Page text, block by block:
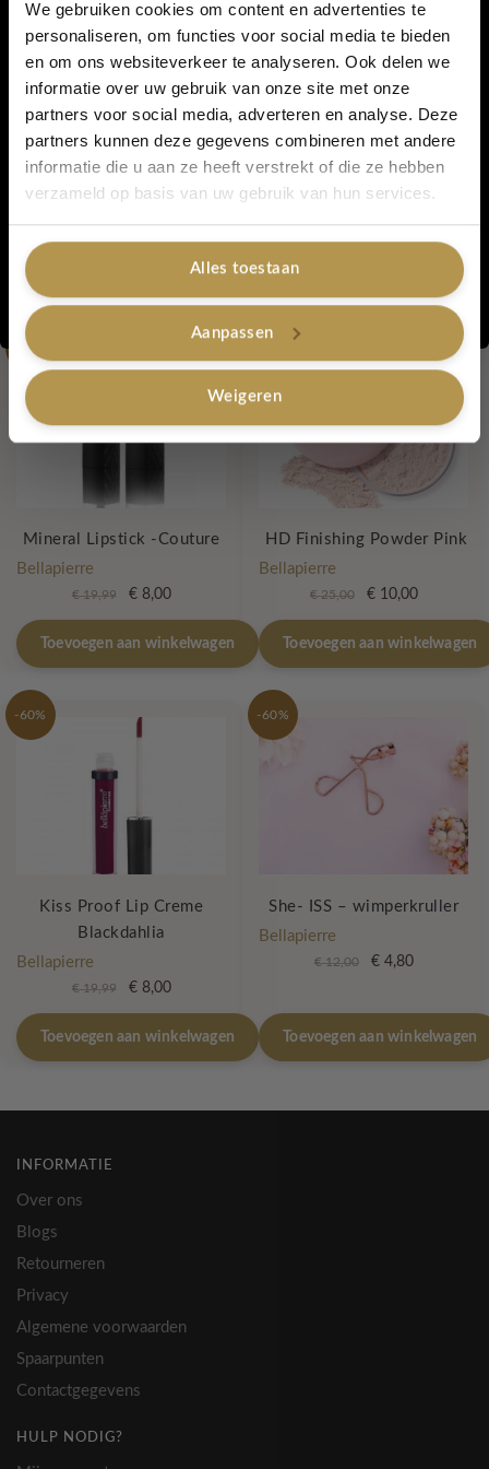
We gebruiken cookies om content en advertenties te
personaliseren, om functies voor social media te bieden
en om ons websiteverkeer te analyseren. Ook delen we
informatie over uw gebruik van onze site met onze
partners voor social media, adverteren en analyse. Deze
partners kunnen deze gegevens combineren met andere
informatie die u aan ze heeft verstrekt of die ze hebben
verzameld op basis van uw gebruik van hun services.
Alles toestaan
Aanpassen
Weigeren
tot een mooie matte finish in een handomdraai!
Wij raden aan om een ​​dunne laag aan te brengen en geen
Bellapierre Make-Up 60% korting
Tag: Kiss Proof Lip Creme Orchid Merk: Bellapierre,Bellapierre
Gerelateerde producten
-60%
Mineral Lipstick -Couture
Bellapierre
€19,99
Oorspronkelijke
prijs
was:
€ 19,99.
€8,00Huidige
prijs
is:
€ 8,00.
Toevoegen aan winkelwagen
HD Finishing Powder Pink
Bellapierre
€25,00
Oorspronkelijke
prijs
was:
€ 25,00.
€10,00Huidige
prijs
is:
€ 10,00.
Toevoegen aan winkelwagen
-60%
Kiss Proof Lip Creme
Blackdahlia
Bellapierre
€19,99
Oorspronkelijke
prijs
was:
€ 19,99.
€8,00Huidige
prijs
is:
€ 8,00.
Toevoegen aan winkelwagen
-60%
She- ISS – wimperkruller
Bellapierre
€12,00
Oorspronkelijke
€ 12,00.
€4,80Huidige
€ 4,80.
Toevoegen aan winkelwagen
INFORMATIE
Over ons
Blogs
Retourneren
Privacy
Algemene voorwaarden
Spaarpunten
Contactgegevens
HULP NODIG?
5% korting...
Ja, graag!
Nee, bedankt